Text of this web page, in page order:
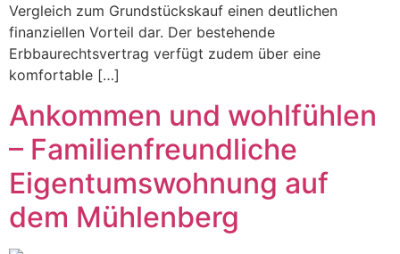
Vergleich zum Grundstückskauf einen deutlichen
finanziellen Vorteil dar. Der bestehende
Erbbaurechtsvertrag verfügt zudem über eine
komfortable […]
Ankommen und wohlfühlen
– Familienfreundliche
Eigentumswohnung auf
dem Mühlenberg